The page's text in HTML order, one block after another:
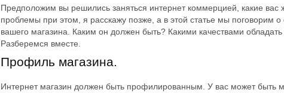
Предположим вы решились заняться интернет коммерцией, какие вас
проблемы при этом, я расскажу позже, а в этой статье мы поговорим
вашего магазина. Каким он должен быть? Какими качествами
Разберемся вместе.
Профиль магазина.
Интернет магазин должен быть профилированным. У вас может быть